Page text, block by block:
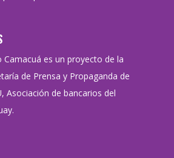
Camacuá es un proyecto de la
de Prensa y Propaganda de
Asociación de bancarios del